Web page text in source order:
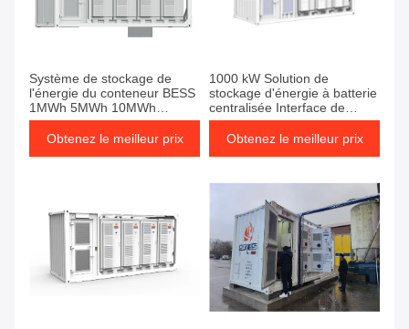
Système de stockage de
l'énergie du conteneur BESS
1MWh 5MWh 10MWh
Système de stockage de
l'énergie du conteneur
Obtenez le meilleur prix
1000 kW Solution de
stockage d'énergie à batterie
centralisée Interface de
communication Ethernet
Obtenez le meilleur prix